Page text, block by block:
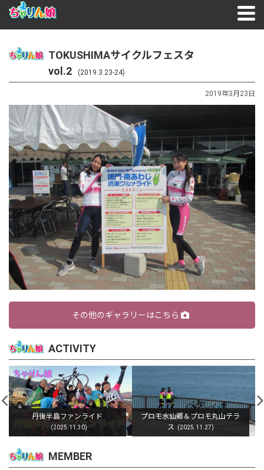
TOKUSHIMAサイクルフェスタ
vol.2
(2019.3.23-24)
2019年3月23日
その他のギャラリーはこちら
ACTIVITY
丹後半島ファンライド
(2025.11.30)
プロモ水仙郷＆プロモ丸山テラ
ス
(2025.11.27)
MEMBER